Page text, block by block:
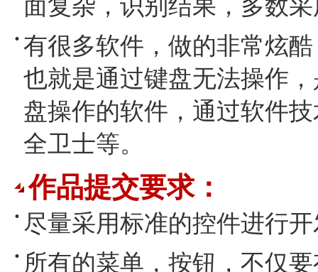
面复杂，识别结果，多数
有很多软件，做的非常炫
也就是通过键盘无法操作
盘操作的软件，通过软件
全卫士等。
作品提交要求：
尽量采用标准的控件进行
所有的菜单，按钮，不仅